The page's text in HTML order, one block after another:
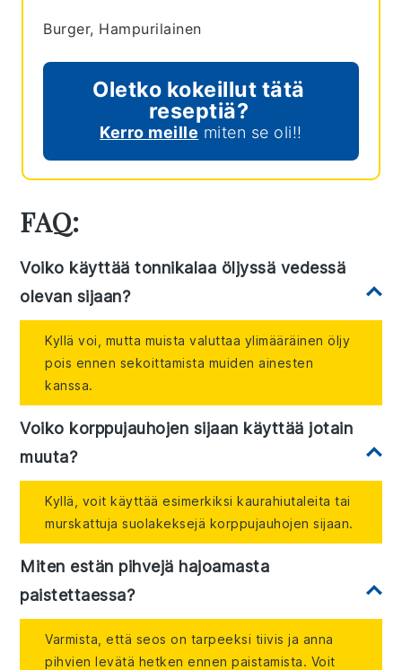
Burger, Hampurilainen
Oletko kokeillut tätä
reseptiä?
Kerro meille miten se oli!!
FAQ:
Voiko käyttää tonnikalaa öljyssä vedessä
olevan sijaan?
Kyllä voi, mutta muista valuttaa ylimääräinen öljy
pois ennen sekoittamista muiden ainesten
kanssa.
Voiko korppujauhojen sijaan käyttää jotain
muuta?
Kyllä, voit käyttää esimerkiksi kaurahiutaleita tai
murskattuja suolakeksejä korppujauhojen sijaan.
Miten estän pihvejä hajoamasta
paistettaessa?
Varmista, että seos on tarpeeksi tiivis ja anna
pihvien levätä hetken ennen paistamista. Voit